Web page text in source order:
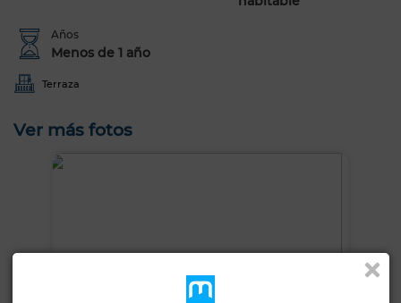
Años
Menos de 1 año
Terraza
Ver más fotos